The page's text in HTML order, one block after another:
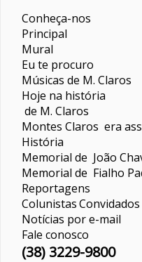
Conheça-nos
Principal
Mural
Eu te procuro
Músicas de M. Claros
Hoje na história
de M. Claros
Montes Claros era
História
Memorial de João
Memorial de Fialho
Reportagens
ColunistasConvidados
Notícias por e-mail
Fale conosco
(38) 3229-9800